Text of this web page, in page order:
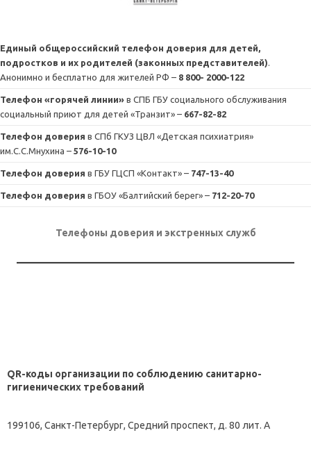
Единый общероссийский телефон доверия для детей,
подростков и их родителей (законных представителей).
Анонимно и бесплатно для жителей РФ – 8 800- 2000-122
Телефон «горячей линии» в СПБ ГБУ социального обслуживания
социальный приют для детей «Транзит» – 667-82-82
Телефон доверия в СПб ГКУЗ ЦВЛ «Детская психиатрия»
им.С.С.Мнухина – 576-10-10
Телефон доверия в ГБУ ГЦСП «Контакт» – 747-13-40
Телефон доверия в ГБОУ «Балтийский берег» – 712-20-70
Телефоны доверия и экстренных служб
QR-коды организации по соблюдению санитарно-
гигиенических требований
199106, Санкт-Петербург, Средний проспект, д. 80 лит. А